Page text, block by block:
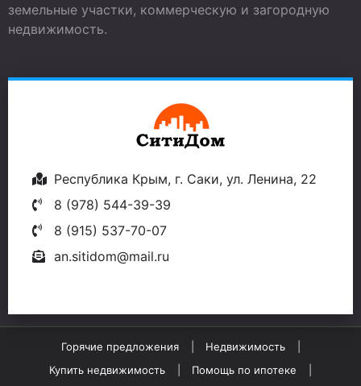
земельные участки, коммерческую и загородную
недвижимость.
Республика Крым, г. Саки, ул. Ленина, 22
8 (978) 544-39-39
8 (915) 537-70-07
an.sitidom@mail.ru
Горячие предложения
Недвижимость
Купить недвижимость
Помощь по ипотеке